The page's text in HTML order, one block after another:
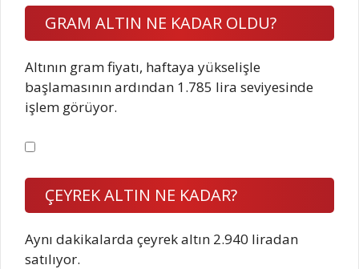
GRAM ALTIN NE KADAR OLDU?
Altının gram fiyatı, haftaya yükselişle
başlamasının ardından 1.785 lira seviyesinde
işlem görüyor.
ÇEYREK ALTIN NE KADAR?
Aynı dakikalarda çeyrek altın 2.940 liradan
satılıyor.